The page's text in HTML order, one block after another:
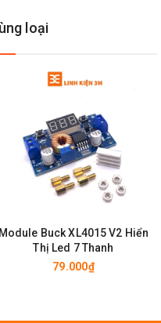
2 Chiều USB-RS485
loại
Module Buck XL4015 V2 Hiển
Thị Led 7 Thanh
79.000₫